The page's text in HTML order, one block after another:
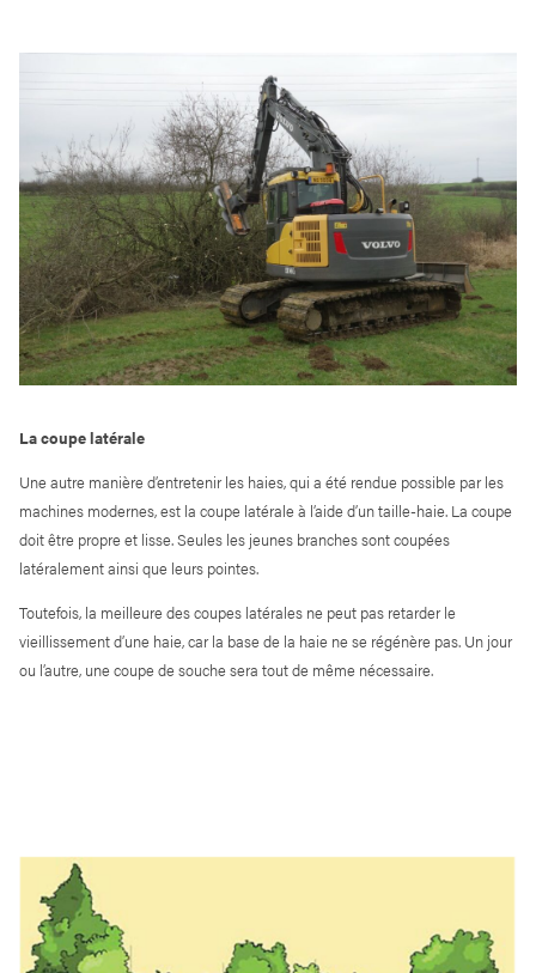
La coupe latérale
Une autre manière d’entretenir les haies, qui a été rendue possible par les
machines modernes, est la coupe latérale à l’aide d’un taille-haie. La coupe
doit être propre et lisse. Seules les jeunes branches sont coupées
latéralement ainsi que leurs pointes.
Toutefois, la meilleure des coupes latérales ne peut pas retarder le
vieillissement d’une haie, car la base de la haie ne se régénère pas. Un jour
ou l’autre, une coupe de souche sera tout de même nécessaire.